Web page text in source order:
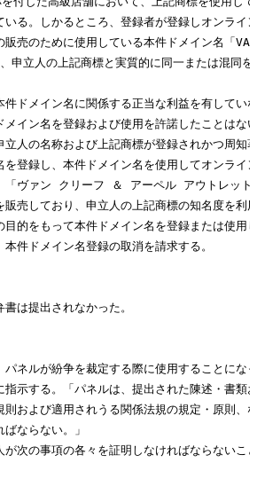
しかるところ、登録者が登録しオンライン
ために使用している本件ドメイン名「
の上記商標と実質的に同一または混同を
イン名に関係する正当な利益を有していな
名を登録および使用を許諾したことはな
名称および上記商標が登録されかつ周知著
し、本件ドメイン名を使用してオンライン
ン クリーフ ＆ アーペル アウトレット
ており、申立人の上記商標の知名度を利用
もって本件ドメイン名を登録または使用
ドメイン名登録の取消を請求する。
提出されなかった。
ネルが紛争を裁定する際に使用することにな
指示する。「パネルは、提出された陳述・書類
則および適用されうる関係法規の規定・原則、
ならない。」
次の事項の各々を証明しなければならないこ